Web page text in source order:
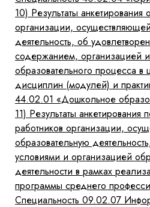
10) Результаты
организации,
деятельность, об
содержанием, организацией и
образовательного процесса
дисциплин (модулей) и
44.02.01 «Дошкольное
11) Результаты анкетирования
работников организации,
образовательную
условиями и организацией
деятельности в рамках
программы среднего
Специальность 09.02.07